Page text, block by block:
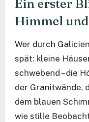
Ein erster
Himmel
Wer durch
spät: kleine
schwebend – die
der Granitwände,
dem blauen
wie stille